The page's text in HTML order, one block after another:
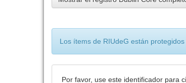
Los ítems de RIUdeG están
Por favor, use este identificador para